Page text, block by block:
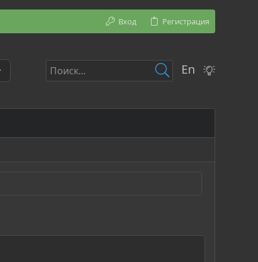
Вход Регистрация
En